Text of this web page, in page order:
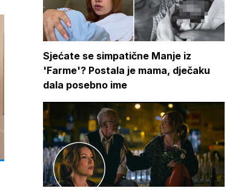
Sjećate se simpatične Manje iz
'Farme'? Postala je mama, dječaku
dala posebno ime